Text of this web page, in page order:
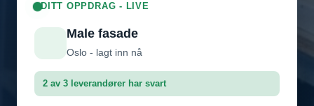
DITT OPPDRAG - LIVE
Male fasade
Oslo - lagt inn nå
2 av 3 leverandører har svart